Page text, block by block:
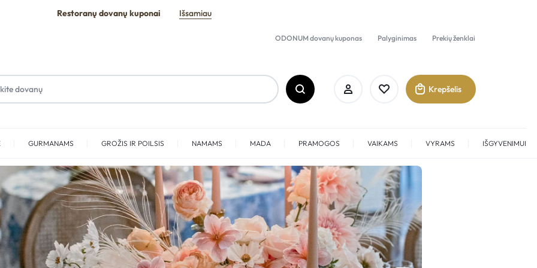
Restoranų dovanų kuponai Išsamiau
ODONUM dovanų kuponas Palyginimas Prekių ženklai
Prisijungti
Sukurti paskyrą
Pamėgti
Krepšelis
GURMANAMS
SPA
GROŽIS IR POILSIS NAMAMS MADA PRAMOGOS VAIKAMS VYRAMS IŠGYVENIMUI